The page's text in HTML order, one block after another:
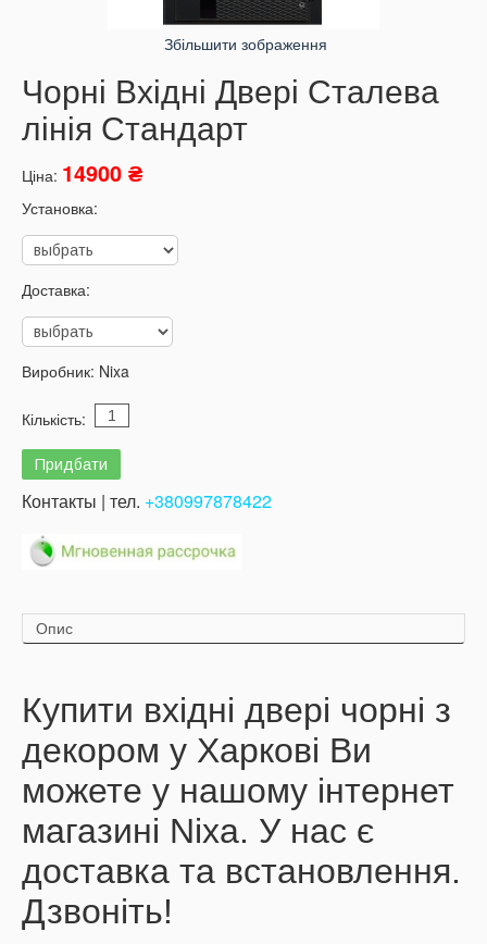
Збільшити зображення
Чорні Вхідні Двері Сталева
лінія Стандарт
Ціна: 14900 ₴
Установка:
Доставка:
Виробник: Nixa
Кількість:
Контакты | тел. +380997878422
Опис
Купити вхідні двері чорні з
декором у Харкові Ви
можете у нашому інтернет
магазині Nixa. У нас є
доставка та встановлення.
Дзвоніть!